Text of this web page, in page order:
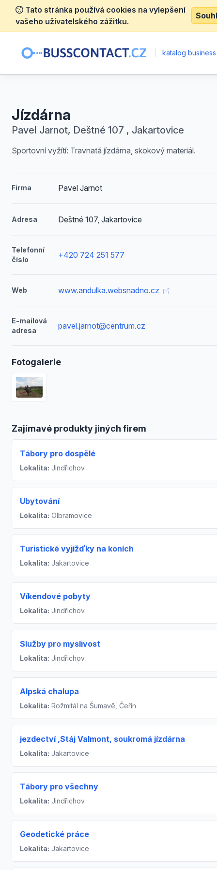
Tato stránka používá cookies na vylepšení
vašeho uživatelského zážitku.
katalog
Jízdárna
Pavel Jarnot, Deštné 107 , Jakartovice
Sportovní vyžítí: Travnatá jízdárna, skokový materiál.
Firma Pavel Jarnot
Adresa Deštné 107, Jakartovice
Telefonní
číslo
+420 724 251 577
Web www.andulka.websnadno.cz
E-mailová
adresa
pavel.jarnot@centrum.cz
Fotogalerie
Zajímavé produkty jiných firem
Tábory pro dospělé
Lokalita: Jindřichov
Ubytování
Lokalita: Olbramovice
Turistické vyjížďky na koních
Lokalita: Jakartovice
Víkendové pobyty
Lokalita: Jindřichov
Služby pro myslivost
Lokalita: Jindřichov
Alpská chalupa
Lokalita: Rožmitál na Šumavě, Čeřín
jezdectví ,Stáj Valmont, soukromá jízdárna
Lokalita: Jakartovice
Tábory pro všechny
Lokalita: Jindřichov
Geodetické práce
Lokalita: Jakartovice